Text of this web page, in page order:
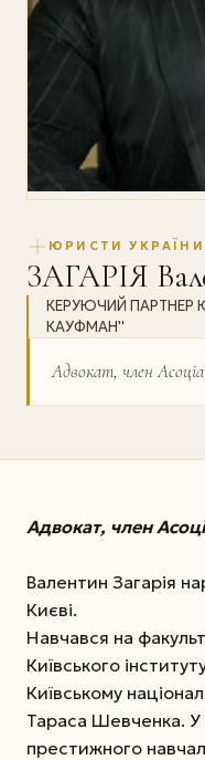
ЮРИСТИ
ЗАГАРІЯ
КЕРУЮЧИЙ ПАРТНЕР
КАУФМАН''
Адвокат, член
Адвокат, член
Валентин Загарія
Києві.
Навчався на
Київського
Київському
Тараса Шевченка. У
престижного